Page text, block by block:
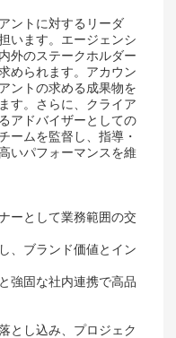
ントに対するリーダ
います。エージェンシ
外のステークホルダー
められます。アカウン
ントの求める成果物を
す。さらに、クライア
アドバイザーとしての
ームを監督し、指導・
いパフォーマンスを維
ーとして業務範囲の交
、ブランド価値とイン
強固な社内連携で高品
とし込み、プロジェク